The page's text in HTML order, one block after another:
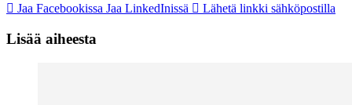
Jaa Facebookissa Jaa LinkedInissä Lähetä linkki sähköpostilla
Lisää aiheesta